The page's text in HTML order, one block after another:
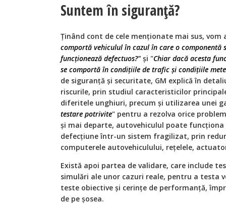
Suntem în siguranță?
Ținând cont de cele menționate mai sus, vom
comportă vehiculul în cazul în care o componentă
funcționează defectuos?" și "Chiar dacă acesta
se comportă în condițiile de trafic și condițiile
de siguranță și securitate, GM explică în
riscurile, prin studiul caracteristicilor
diferitele unghiuri, precum și utilizarea unei
testare potrivite" pentru a rezolva orice
și mai departe, autovehiculul poate funcționa
defecțiune într-un sistem fragilizat, prin
computerele autovehiculului, rețelele,
Există apoi partea de validare, care include
simulări ale unor cazuri reale, pentru a testa
teste obiective și cerințe de performanță,
de pe șosea.